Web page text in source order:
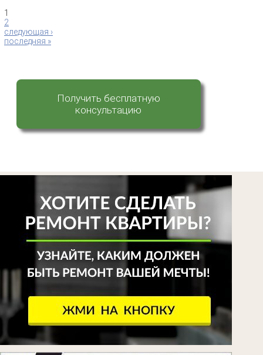
1
2
следующая ›
последняя »
Получить бесплатную
консультацию